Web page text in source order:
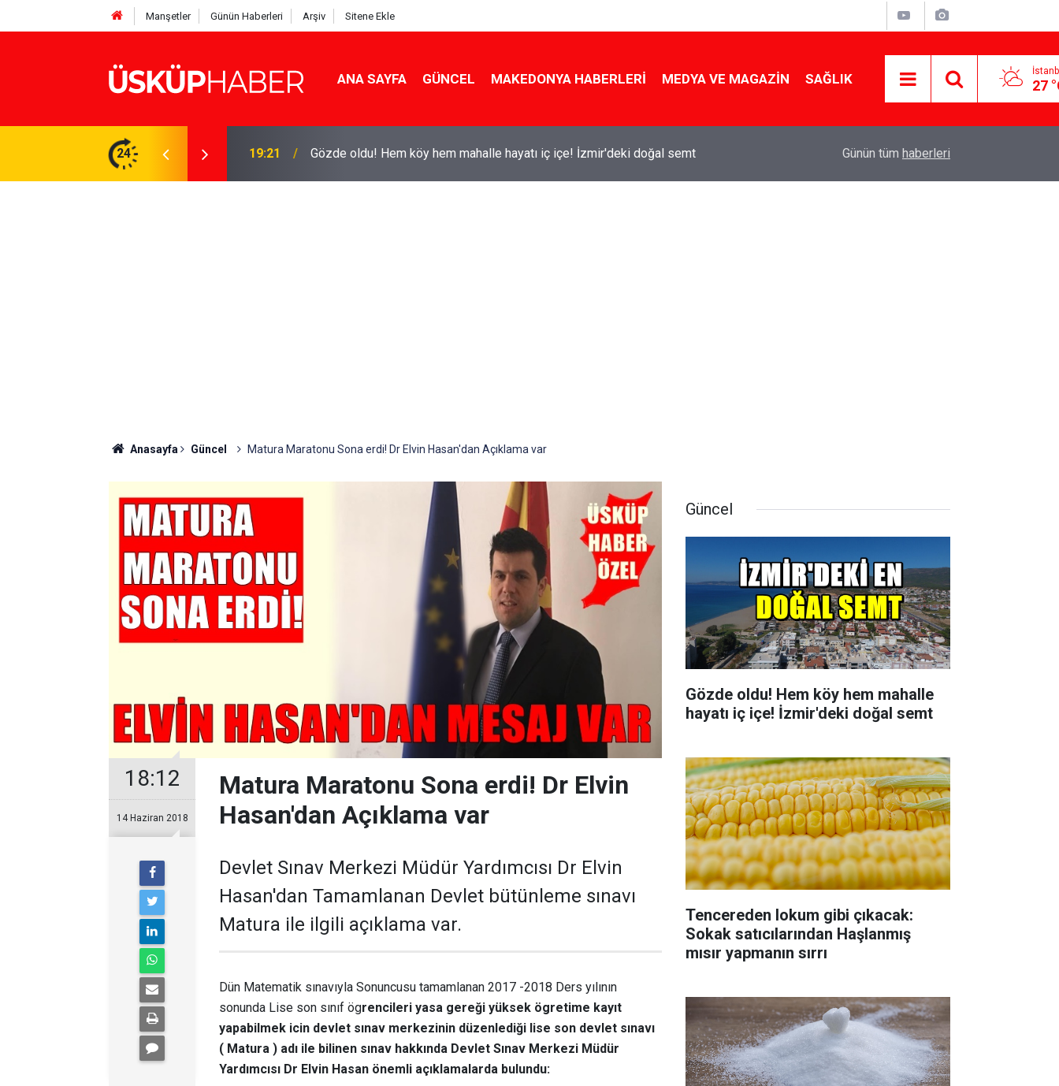
Manşetler Günün Haberleri Arşiv Sitene Ekle
ANA SAYFA GÜNCEL MAKEDONYA HABERLERI MEDYA VE MAGAZIN SAĞLIK 27
24 19:21 Gözde oldu! Hem köy hem mahalle hayatı iç içe! İzmir'deki doğal semt
yapmanın sırrı
Günün tüm haberleri
Anasayfa Güncel Matura Maratonu Sona erdi! Dr Elvin Hasan'dan Açıklama var
18:12
14 Haziran 2018
Matura Maratonu Sona erdi! Dr Elvin
Hasan'dan Açıklama var
Devlet Sınav Merkezi Müdür Yardımcısı Dr Elvin
Hasan'dan Tamamlanan Devlet bütünleme sınavı
Matura ile ilgili açıklama var.
Dün Matematik sınavıyla Sonuncusu tamamlanan 2017 -2018 Ders yılının
sonunda Lise son sınıf ögrencileri yasa gereği yüksek ögretime kayıt
yapabilmek icin devlet sınav merkezinin düzenlediği lise son devlet sınavı
( Matura ) adı ile bilinen sınav hakkında Devlet Sınav Merkezi Müdür
Yardımcısı Dr Elvin Hasan önemli açıklamalarda bulundu:
Güncel
Gözde oldu! Hem köy hem mahalle
hayatı iç içe! İzmir'deki doğal semt
Tencereden lokum gibi çıkacak:
Sokak satıcılarından Haşlanmış
mısır yapmanın sırrı